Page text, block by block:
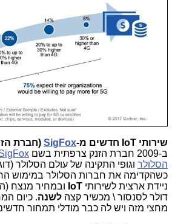
שירותי IoT חדשים מ- SigFox (חברת
ב-2009 חברת הזנק צרפתית בשם
הסלולר
כשהקדימה את חברות הסלולר במימוש
ניידת ארצית לשירותי IoT
דולר לסנסור \ מכשיר קצה לשנה. כיום
מחצי מזה ויש לה כבר מודלי תמחור